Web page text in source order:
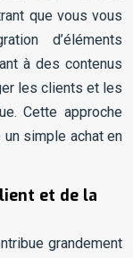
que vous vous
d’éléments
à des contenus
les clients et les
Cette approche
simple achat en
et de la
grandement